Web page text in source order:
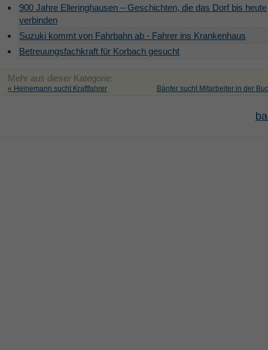
900 Jahre Elleringhausen – Geschichten, die das Dorf bis heute
verbinden
Suzuki kommt von Fahrbahn ab - Fahrer ins Krankenhaus
Betreuungsfachkraft für Korbach gesucht
Mehr aus dieser Kategorie:
« Heinemann sucht Kraftfahrer Bänfer sucht Mitarbeiter in der